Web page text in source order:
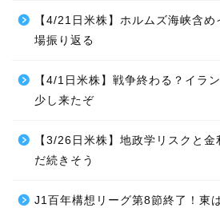
【4/21日米株】ホルムズ海峡含
場振り返る
【4/1日米株】戦争終わる？イラ
少し来たぞ
【3/26日米株】地政学リスクと
だ続きそう
J1百年構想リーグ第8節終了！東